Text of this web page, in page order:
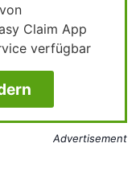
Claim App
verfügbar
Advertisement